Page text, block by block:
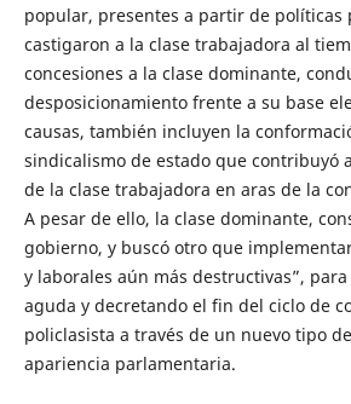
popular, presentes a partir de políticas
castigaron a la clase trabajadora al
concesiones a la clase dominante,
desposicionamiento frente a su base
causas, también incluyen la
sindicalismo de estado que contribuyó
de la clase trabajadora en aras de la
A pesar de ello, la clase dominante,
gobierno, y buscó otro que
y laborales aún más destructivas”,
aguda y decretando el fin del ciclo de
policlasista a través de un nuevo tipo
apariencia parlamentaria.